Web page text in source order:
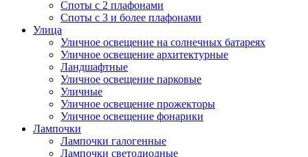
Споты с 2 плафонами
Споты с 3 и более плафонами
Улица
Уличное освещение на солнечных батареях
Уличное освещение архитектурные
Ландшафтные
Уличное освещение парковые
Уличные
Уличное освещение прожекторы
Уличное освещение фонарики
Лампочки
Лампочки галогенные
Лампочки светодиодные